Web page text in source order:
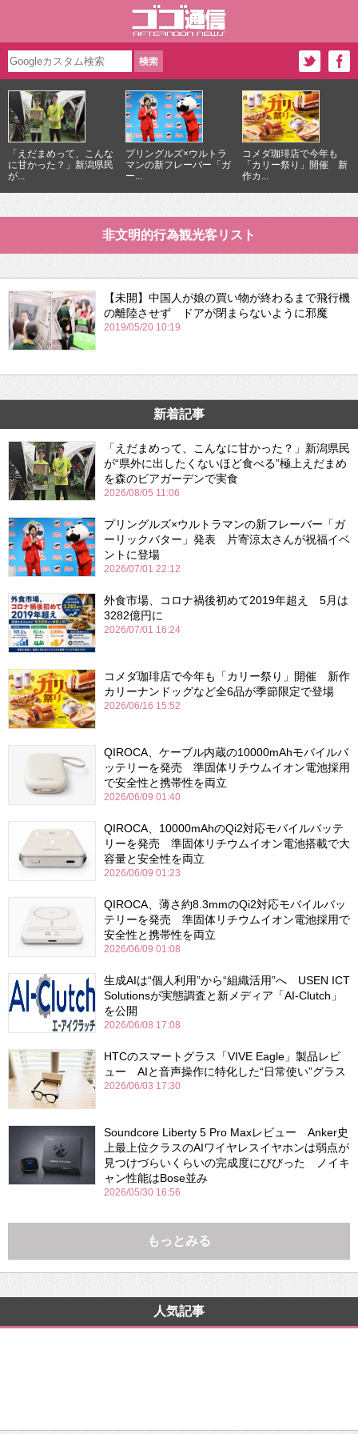
「えだまめって、こんな
に甘かった？」新潟県民
が...
プリングルズ×ウルトラ
マンの新フレーバー「ガ
ー...
コメダ珈琲店で今年も
「カリー祭り」開催 新
作カ...
非文明的行為観光客リスト
【未開】中国人が娘の買い物が終わるまで飛行機
の離陸させず ドアが閉まらないように邪魔
2019/05/20 10:19
新着記事
「えだまめって、こんなに甘かった？」新潟県民
が“県外に出したくないほど食べる”極上えだまめ
を森のビアガーデンで実食
2026/08/05 11:06
プリングルズ×ウルトラマンの新フレーバー「ガ
ーリックバター」発表 片寄涼太さんが祝福イベ
ントに登場
2026/07/01 22:12
外食市場、コロナ禍後初めて2019年超え 5月は
3282億円に
2026/07/01 16:24
コメダ珈琲店で今年も「カリー祭り」開催 新作
カリーナンドッグなど全6品が季節限定で登場
2026/06/16 15:52
QIROCA、ケーブル内蔵の10000mAhモバイルバ
ッテリーを発売 準固体リチウムイオン電池採用
で安全性と携帯性を両立
2026/06/09 01:40
QIROCA、10000mAhのQi2対応モバイルバッテ
リーを発売 準固体リチウムイオン電池搭載で大
容量と安全性を両立
2026/06/09 01:23
QIROCA、薄さ約8.3mmのQi2対応モバイルバッ
テリーを発売 準固体リチウムイオン電池採用で
安全性と携帯性を両立
2026/06/09 01:08
生成AIは“個人利用”から“組織活用”へ USEN ICT
Solutionsが実態調査と新メディア「AI-Clutch」
を公開
2026/06/08 17:08
HTCのスマートグラス「VIVE Eagle」製品レビ
ュー AIと音声操作に特化した“日常使い”グラス
2026/06/03 17:30
Soundcore Liberty 5 Pro Maxレビュー Anker史
上最上位クラスのAIワイヤレスイヤホンは弱点が
見つけづらいくらいの完成度にびびった ノイキ
ャン性能はBose並み
2026/05/30 16:56
もっとみる
人気記事